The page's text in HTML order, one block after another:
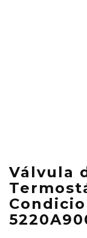
Válvula